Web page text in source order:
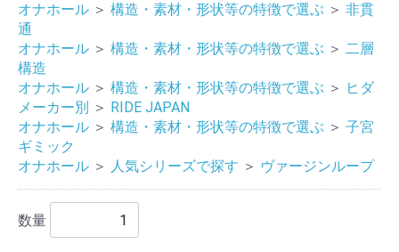
オナホール ＞ 構造・素材・形状等の特徴で選ぶ ＞ 非貫
通
オナホール ＞ 構造・素材・形状等の特徴で選ぶ ＞ 二層
構造
オナホール ＞ 構造・素材・形状等の特徴で選ぶ ＞ ヒダ
メーカー別 ＞ RIDE JAPAN
オナホール ＞ 構造・素材・形状等の特徴で選ぶ ＞ 子宮
ギミック
オナホール ＞ 人気シリーズで探す ＞ ヴァージンループ
数量